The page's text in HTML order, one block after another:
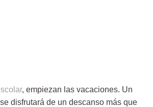
, empiezan las vacaciones. Un
disfrutará de un descanso más que